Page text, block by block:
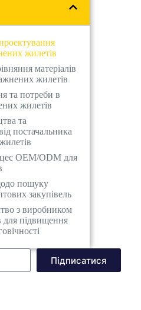
жилетів
матеріалів
жилетів
та потреби в
жилетів
та
постачальника
OEM/ODM для
пошуку
закупівель
з виробником
для підвищення
Підписатися